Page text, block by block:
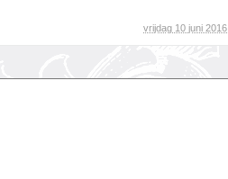
vrijdag 10 juni 2016